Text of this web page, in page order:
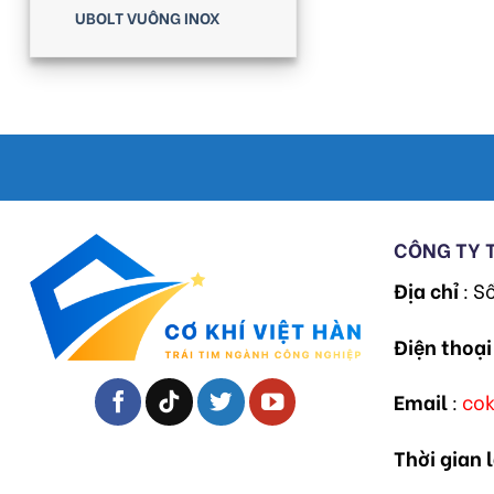
UBOLT VUÔNG INOX
CÔNG TY
Địa chỉ:
Điện thoại
Email:
Thời gian